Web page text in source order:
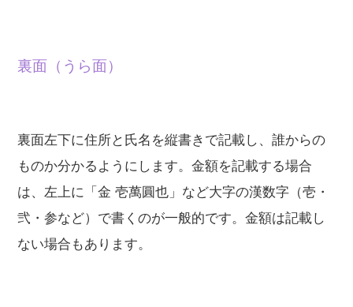
裏面（うら面）
裏面左下に住所と氏名を縦書きで記載し、誰からの
ものか分かるようにします。金額を記載する場合
は、左上に「金 壱萬圓也」など大字の漢数字（壱・
弐・参など）で書くのが一般的です。金額は記載し
ない場合もあります。